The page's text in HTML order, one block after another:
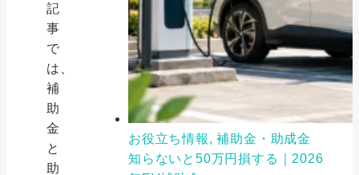
記
事
で
は、
補
助
金
と
助
お役立ち情報, 補助金・助成金
知らないと50万円損する｜2026